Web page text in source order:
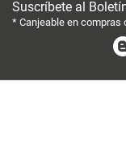
Suscríbete al
* Canjeable en compras